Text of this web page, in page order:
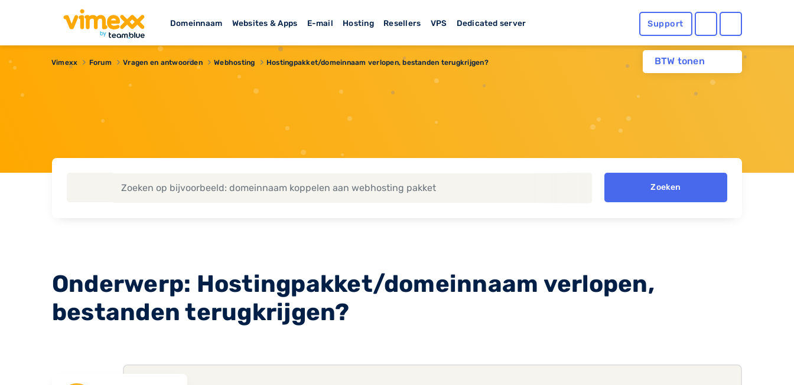
Domeinnaam Websites & Apps E-mail Hosting Resellers VPS Dedicated server Support
BTW tonen
Vimexx Forum Vragen en antwoorden Webhosting Hostingpakket/domeinnaam verlopen, bestanden terugkrijgen?
Zoeken
Onderwerp: Hostingpakket/domeinnaam verlopen,
bestanden terugkrijgen?